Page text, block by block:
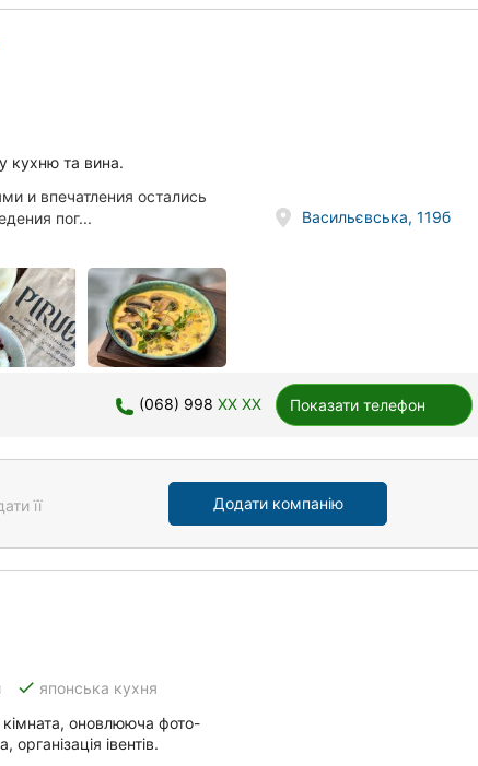
кухню та вина.
и впечатления остались
пог...
Васильєвська, 119б
(068) 998 XX XX Показати телефон
її Додати компанію
done японська кухня
оновлююча фото-
івентів.